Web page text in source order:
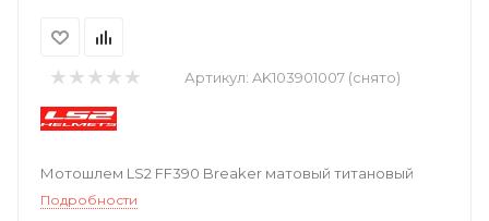
Артикул: AK103901007 (снято)
Мотошлем LS2 FF390 Breaker матовый титановый
Подробности